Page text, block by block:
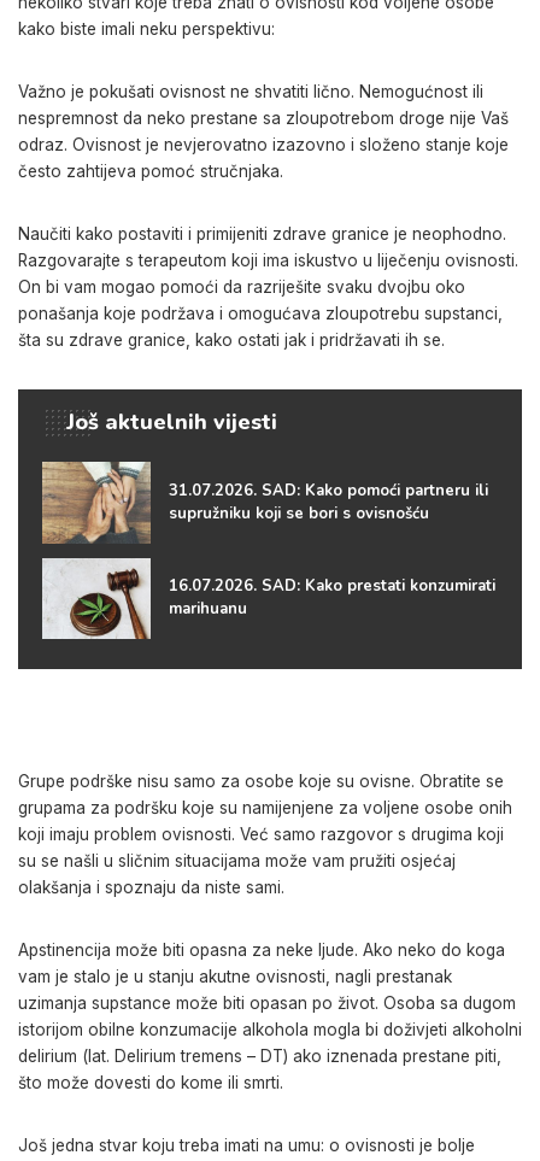
kako biste imali neku perspektivu:
Važno je pokušati ovisnost ne shvatiti lično. Nemogućnost ili
nespremnost da neko prestane sa zloupotrebom droge nije Vaš
odraz. Ovisnost je nevjerovatno izazovno i složeno stanje koje
često zahtijeva pomoć stručnjaka.
Naučiti kako postaviti i primijeniti zdrave granice je neophodno.
Razgovarajte s terapeutom koji ima iskustvo u liječenju ovisnosti.
On bi vam mogao pomoći da razriješite svaku dvojbu oko
ponašanja koje podržava i omogućava zloupotrebu supstanci,
šta su zdrave granice, kako ostati jak i pridržavati ih se.
Još aktuelnih vijesti
31.07.2026. SAD: Kako pomoći partneru ili
supružniku koji se bori s ovisnošću
16.07.2026. SAD: Kako prestati konzumirati
marihuanu
Grupe podrške nisu samo za osobe koje su ovisne. Obratite se
grupama za podršku koje su namijenjene za voljene osobe onih
koji imaju problem ovisnosti. Već samo razgovor s drugima koji
su se našli u sličnim situacijama može vam pružiti osjećaj
olakšanja i spoznaju da niste sami.
Apstinencija može biti opasna za neke ljude. Ako neko do koga
vam je stalo je u stanju akutne ovisnosti, nagli prestanak
uzimanja supstance može biti opasan po život. Osoba sa dugom
istorijom obilne konzumacije alkohola mogla bi doživjeti alkoholni
delirium (lat. Delirium tremens – DT) ako iznenada prestane piti,
što može dovesti do kome ili smrti.
Još jedna stvar koju treba imati na umu: o ovisnosti je bolje